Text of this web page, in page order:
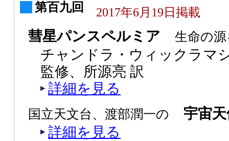
第百九回 2017年6月19日掲載
彗星パンスペルミア 生命の
チャンドラ・ウィックラマ
監修、所源亮 訳
詳細を見る
国立天文台、渡部潤一の
宇宙天
詳細を見る